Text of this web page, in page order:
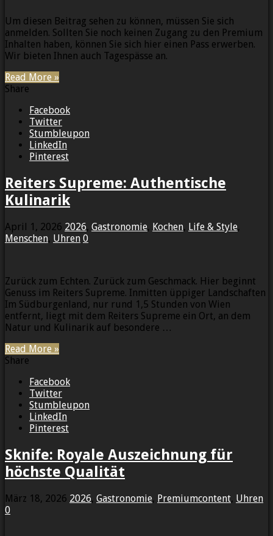
Um diesen Beitrag sehen zu können, müssen Sie sich
anmelden. Sollten Sie noch keinen Zugang zu den Premium
Inhalten haben, können Sie sich hier einen Pass erwerben.
Wir bieten Ihnen auch Tagespässe an.
Read More »
Share
Facebook
Twitter
Stumbleupon
LinkedIn
Pinterest
Reiters Supreme: Authentische
Kulinarik
April 1, 2026 2026, Gastronomie, Kochen, Life & Style,
Menschen, Uhren 0
Zurück zum Echten. Zurück zum Geschmack. Hier beginnt
Genuss im Reiters Supreme. Inmitten üppiger Landschaften
Im Südburgenland, nur rund 1,5 Stunden von Wien
entfernt, liegt mit dem Reiters Supreme ein Ort, an dem
Natur und Kulinarik auf besondere …
Read More »
Share
Facebook
Twitter
Stumbleupon
LinkedIn
Pinterest
Sknife: Royale Auszeichnung für
höchste Qualität
März 18, 2026 2026, Gastronomie, Premiumcontent, Uhren
0